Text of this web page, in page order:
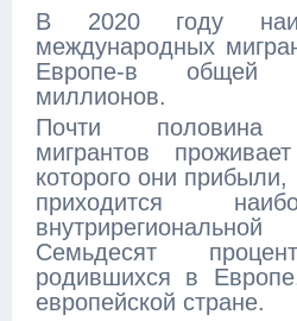
В 2020 году
международных
Европе-в общей
миллионов.
Почти половина
мигрантов
которого они
приходится
Семьдесят
родившихся в
европейской стране.